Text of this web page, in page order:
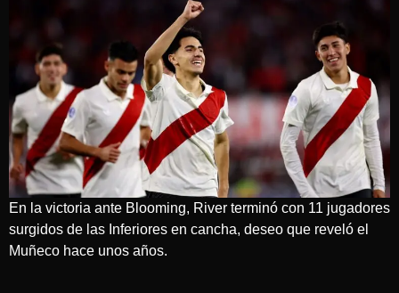
En la victoria ante Blooming, River terminó con 11 jugadores
surgidos de las Inferiores en cancha, deseo que reveló el
Muñeco hace unos años.